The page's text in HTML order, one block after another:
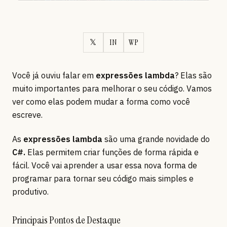
𝕏 IN WP
Você já ouviu falar em expressões lambda? Elas são
muito importantes para melhorar o seu código. Vamos
ver como elas podem mudar a forma como você
escreve.
As expressões lambda são uma grande novidade do
C#. Elas permitem criar funções de forma rápida e
fácil. Você vai aprender a usar essa nova forma de
programar para tornar seu código mais simples e
produtivo.
Principais Pontos de Destaque